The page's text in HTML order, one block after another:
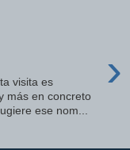
›
visita es
más en concreto
ese nom...